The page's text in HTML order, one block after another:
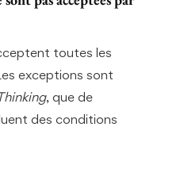
toutes les
exceptions sont
, que de
des conditions